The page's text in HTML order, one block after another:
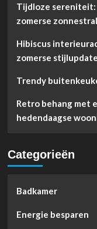
Tijdloze sereniteit:
zomerse
Hibiscus
zomerse stijlupdate
Trendy
Retro behang met
hedendaagse
Categorieën
Badkamer
Energie besparen